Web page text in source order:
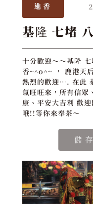
進香
基隆 七堵
十分歡迎～～基隆
香~^o^~ ， 鹿港天
熱烈的歡迎…. 在此
氣旺旺來，所有信眾
康、平安大吉利 歡
哦!!等你來奉茶～
儲